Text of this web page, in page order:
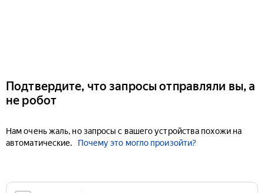
Подтвердите, что запросы отправляли вы, а
не робот
Нам очень жаль, но запросы с вашего устройства похожи на
автоматические.
Почему это могло произойти?